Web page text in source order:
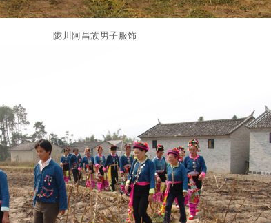
陇川阿昌族男子服饰